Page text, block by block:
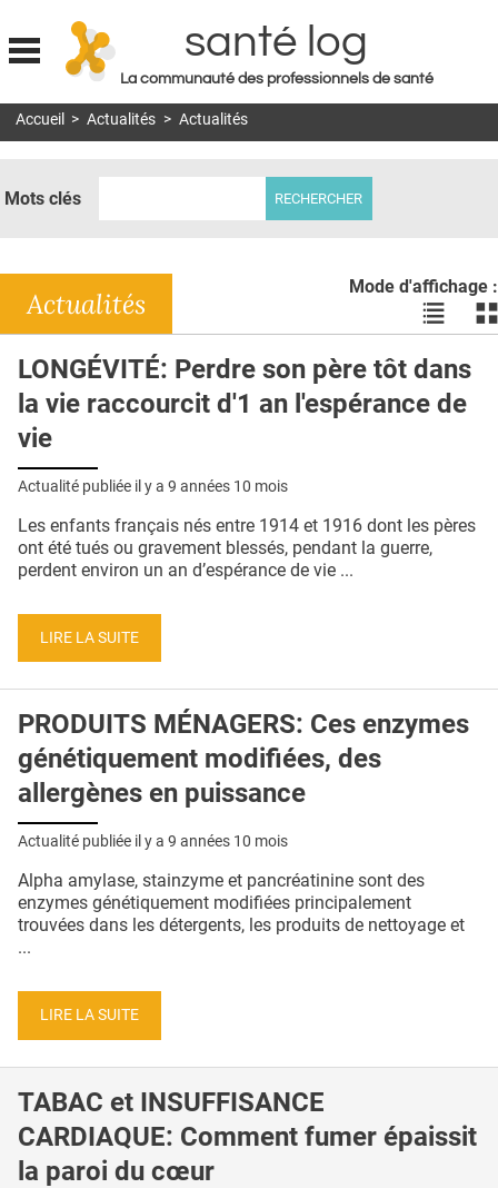
Jump to navigation
santé log
La communauté des professionnels de santé
MON COMPTE
DOSSIERS
RÉSEAUX
E-REVUE SAD
THÉMA
L'APP
PUBLICITÉ
CONTACT
Accueil > Actualités > Actualités
Mots clés
Mode d'affichage :
Voir
les
en
liste
les
Actualités
LONGÉVITÉ: Perdre son père tôt dans
la vie raccourcit d'1 an l'espérance de
vie
Actualité publiée il y a 9 années 10 mois
Les enfants français nés entre 1914 et 1916 dont les pères
ont été tués ou gravement blessés, pendant la guerre,
perdent environ un an d’espérance de vie ...
LIRE LA SUITE
PRODUITS MÉNAGERS: Ces enzymes
génétiquement modifiées, des
allergènes en puissance
Actualité publiée il y a 9 années 10 mois
Alpha amylase, stainzyme et pancréatinine sont des
enzymes génétiquement modifiées principalement
trouvées dans les détergents, les produits de nettoyage et
...
LIRE LA SUITE
TABAC et INSUFFISANCE
CARDIAQUE: Comment fumer épaissit
la paroi du cœur